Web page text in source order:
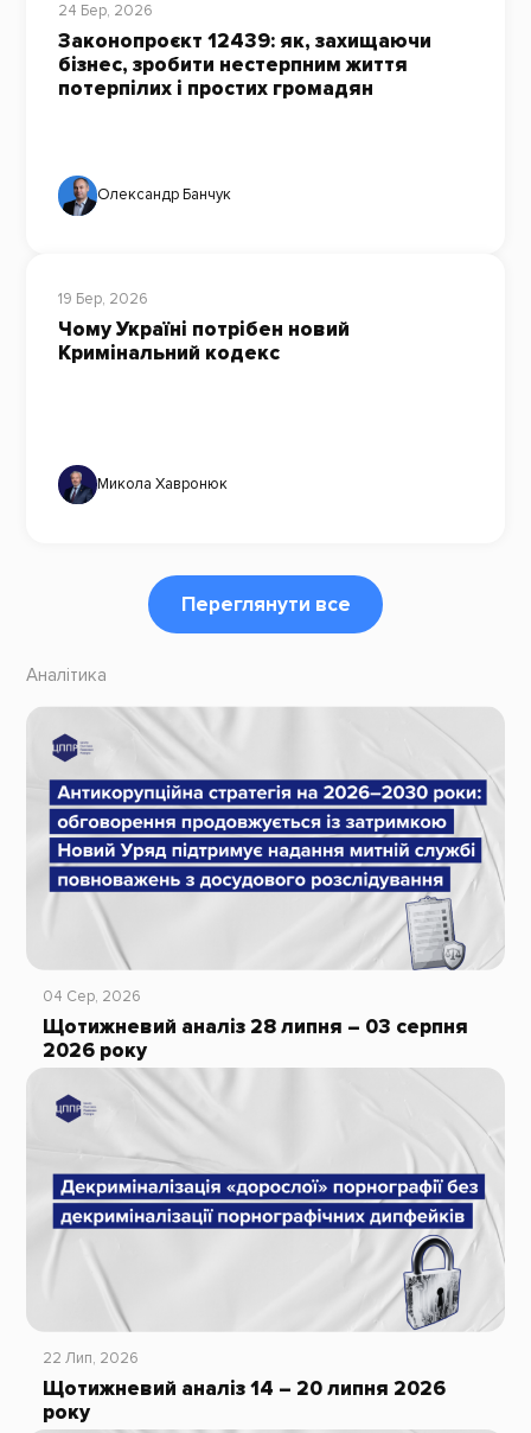
24 Бер, 2026
Законопроєкт 12439: як, захищаючи
бізнес, зробити нестерпним життя
потерпілих і простих громадян
Олександр Банчук
19 Бер, 2026
Чому Україні потрібен новий
Кримінальний кодекс
Микола Хавронюк
Переглянути все
Аналітика
04 Сер, 2026
Щотижневий аналіз 28 липня – 03 серпня
2026 року
22 Лип, 2026
Щотижневий аналіз 14 – 20 липня 2026
року